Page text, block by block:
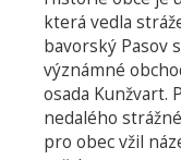
která vedla
bavorský Pasov
význámné
osada Kunžvart.
nedalého
pro obec vžil